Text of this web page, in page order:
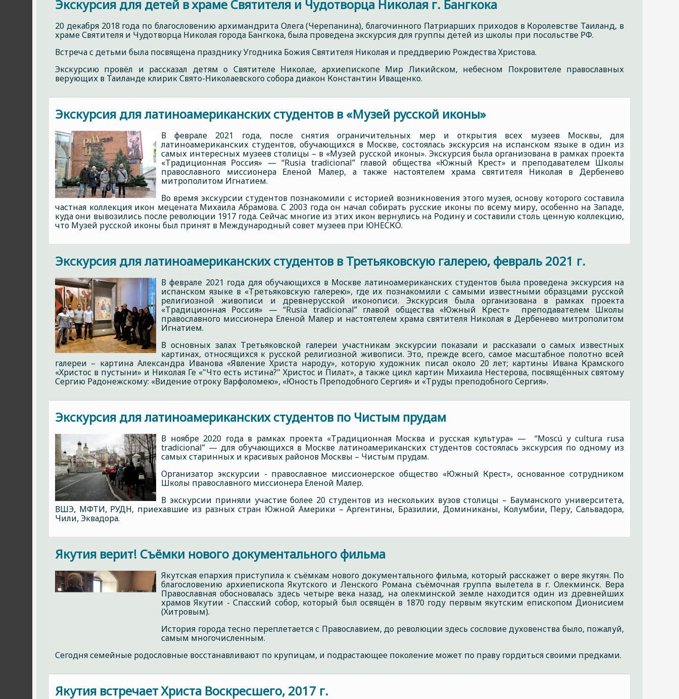
Экскурсия для детей в храме Святителя и Чудотворца Николая г. Бангкока
20 декабря 2018 года по благословению архимандрита Олега (Черепанина), благочинного Патриарших приходов в Королевстве Таиланд, в
храме Святителя и Чудотворца Николая города Бангкока, была проведена экскурсия для группы детей из школы при посольстве РФ.
Встреча с детьми была посвящена празднику Угодника Божия Святителя Николая и преддверию Рождества Христова.
Экскурсию провёл и рассказал детям о Святителе Николае, архиепископе Мир Ликийском, небесном Покровителе православных
верующих в Таиланде клирик Свято-Николаевского собора диакон Константин Иващенко.
Экскурсия для латиноамериканских студентов в «Музей русской иконы»
В феврале 2021 года, после снятия ограничительных мер и открытия всех музеев Москвы, для
латиноамериканских студентов, обучающихся в Москве, состоялась экскурсия на испанском языке в один из
самых интересных музеев столицы – в «Музей русской иконы». Экскурсия была организована в рамках проекта
«Традиционная Россия» — “Rusia tradicional” главой общества «Южный Крест» и преподавателем Школы
православного миссионера Еленой Малер, а также настоятелем храма святителя Николая в Дербенево
митрополитом Игнатием.
Во время экскурсии студентов познакомили с историей возникновения этого музея, основу которого составила
частная коллекция икон мецената Михаила Абрамова. С 2003 года он начал собирать русские иконы по всему миру, особенно на Западе,
куда они вывозились после революции 1917 года. Сейчас многие из этих икон вернулись на Родину и составили столь ценную коллекцию,
что Музей русской иконы был принят в Международный совет музеев при ЮНЕСКО.
Экскурсия для латиноамериканских студентов в Третьяковскую галерею, февраль 2021 г.
В феврале 2021 года для обучающихся в Москве латиноамериканских студентов была проведена экскурсия на
испанском языке в «Третьяковскую галерею», где их познакомили с самыми известными образцами русской
религиозной живописи и древнерусской иконописи. Экскурсия была организована в рамках проекта
«Традиционная Россия» — “Rusia tradicional” главой общества «Южный Крест» преподавателем Школы
православного миссионера Еленой Малер и настоятелем храма святителя Николая в Дербенево митрополитом
Игнатием.
В основных залах Третьяковской галереи участникам экскурсии показали и рассказали о самых известных
картинах, относящихся к русской религиозной живописи. Это, прежде всего, самое масштабное полотно всей
галереи – картина Александра Иванова «Явление Христа народу», которую художник писал около 20 лет; картины Ивана Крамского
«Христос в пустыни» и Николая Ге «"Что есть истина?" Христос и Пилат», а также цикл картин Михаила Нестерова, посвящённых святому
Сергию Радонежскому: «Видение отроку Варфоломею», «Юность Преподобного Сергия» и «Труды преподобного Сергия».
Экскурсия для латиноамериканских студентов по Чистым прудам
В ноябре 2020 года в рамках проекта «Традиционная Москва и русская культура» — “Moscú y cultura rusa
tradicional” — для обучающихся в Москве латиноамериканских студентов состоялась экскурсия по одному из
самых старинных и красивых районов Москвы – Чистым прудам.
Организатор экскурсии - православное миссионерское общество «Южный Крест», основанное сотрудником
Школы православного миссионера Еленой Малер.
В экскурсии приняли участие более 20 студентов из нескольких вузов столицы – Бауманского университета,
ВШЭ, МФТИ, РУДН, приехавшие из разных стран Южной Америки – Аргентины, Бразилии, Доминиканы, Колумбии, Перу, Сальвадора,
Чили, Эквадора.
Якутия верит! Съёмки нового документального фильма
Якутская епархия приступила к съёмкам нового документального фильма, который расскажет о вере якутян. По
благословению архиепископа Якутского и Ленского Романа съёмочная группа вылетела в г. Олекминск. Вера
Православная обосновалась здесь четыре века назад, на олекминской земле находится один из древнейших
храмов Якутии - Спасский собор, который был освящён в 1870 году первым якутским епископом Дионисием
(Хитровым).
История города тесно переплетается с Православием, до революции здесь сословие духовенства было, пожалуй,
самым многочисленным.
Сегодня семейные родословные восстанавливают по крупицам, и подрастающее поколение может по праву гордиться своими предками.
Якутия встречает Христа Воскресшего, 2017 г.